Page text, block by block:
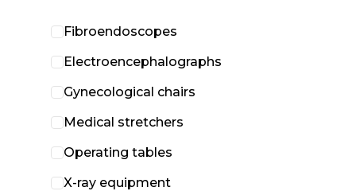
Fibroendoscopes
Electroencephalographs
Gynecological chairs
Medical stretchers
Operating tables
X-ray equipment